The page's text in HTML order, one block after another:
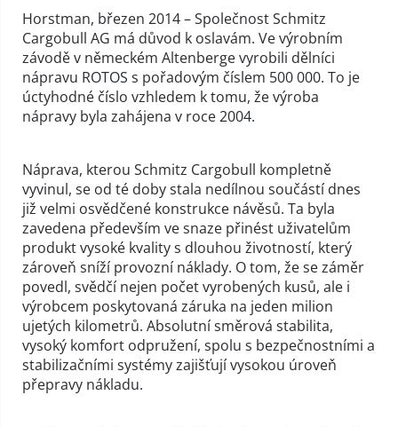
Horstman, březen 2014 – Společnost Schmitz
Cargobull AG má důvod k oslavám. Ve výrobním
závodě v německém Altenberge vyrobili dělníci
nápravu ROTOS s pořadovým číslem 500 000. To je
úctyhodné číslo vzhledem k tomu, že výroba
nápravy byla zahájena v roce 2004.
Náprava, kterou Schmitz Cargobull kompletně
vyvinul, se od té doby stala nedílnou součástí dnes
již velmi osvědčené konstrukce návěsů. Ta byla
zavedena především ve snaze přinést uživatelům
produkt vysoké kvality s dlouhou životností, který
zároveň sníží provozní náklady. O tom, že se záměr
povedl, svědčí nejen počet vyrobených kusů, ale i
výrobcem poskytovaná záruka na jeden milion
ujetých kilometrů. Absolutní směrová stabilita,
vysoký komfort odpružení, spolu s bezpečnostními a
stabilizačními systémy zajišťují vysokou úroveň
přepravy nákladu.